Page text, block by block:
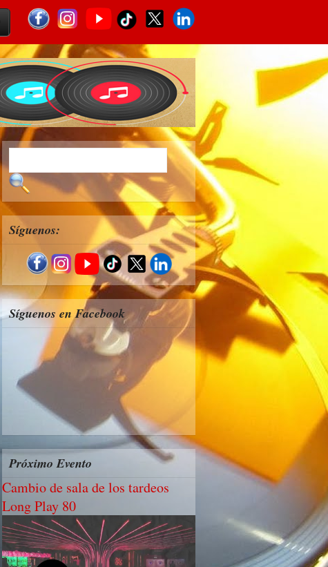
Síguenos:
Síguenos en Facebook
Próximo Evento
Cambio de sala de los tardeos
Long Play 80